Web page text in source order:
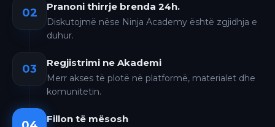
02 Pranoni thirrje brenda 24h.
Diskutojmë nëse Ninja Academy është zgjidhja e
duhur.
03 Regjistrimi ne Akademi
Merr akses të plotë në platformë, materialet dhe
komunitetin.
Fillon të mësosh